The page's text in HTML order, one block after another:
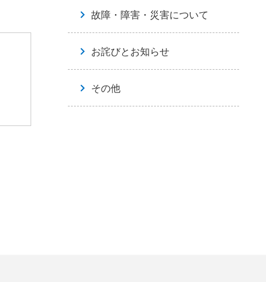
故障・障害・災害について
お詫びとお知らせ
その他